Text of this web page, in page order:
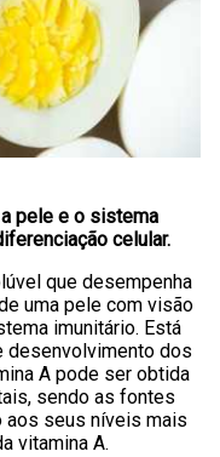
pele e o sistema
celular.
que desempenha
uma pele com visão
imunitário. Está
desenvolvimento dos
A pode ser obtida
sendo as fontes
seus níveis mais
vitamina A.